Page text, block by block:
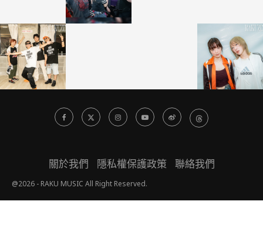
關於我們 隱私權保護政策 聯絡我們
@2026 - RAKU MUSIC All Right Reserved.